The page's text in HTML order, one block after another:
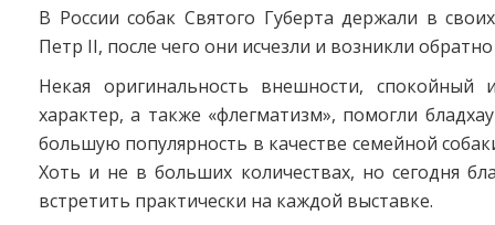
В России собак Святого Губерта держали в
Петр II, после чего они исчезли и возникли
Некая оригинальность внешности, спокойный
характер, а также «флегматизм», помогли
большую популярность в качестве семейной
Хоть и не в больших количествах, но сегодня
встретить практически на каждой выставке.